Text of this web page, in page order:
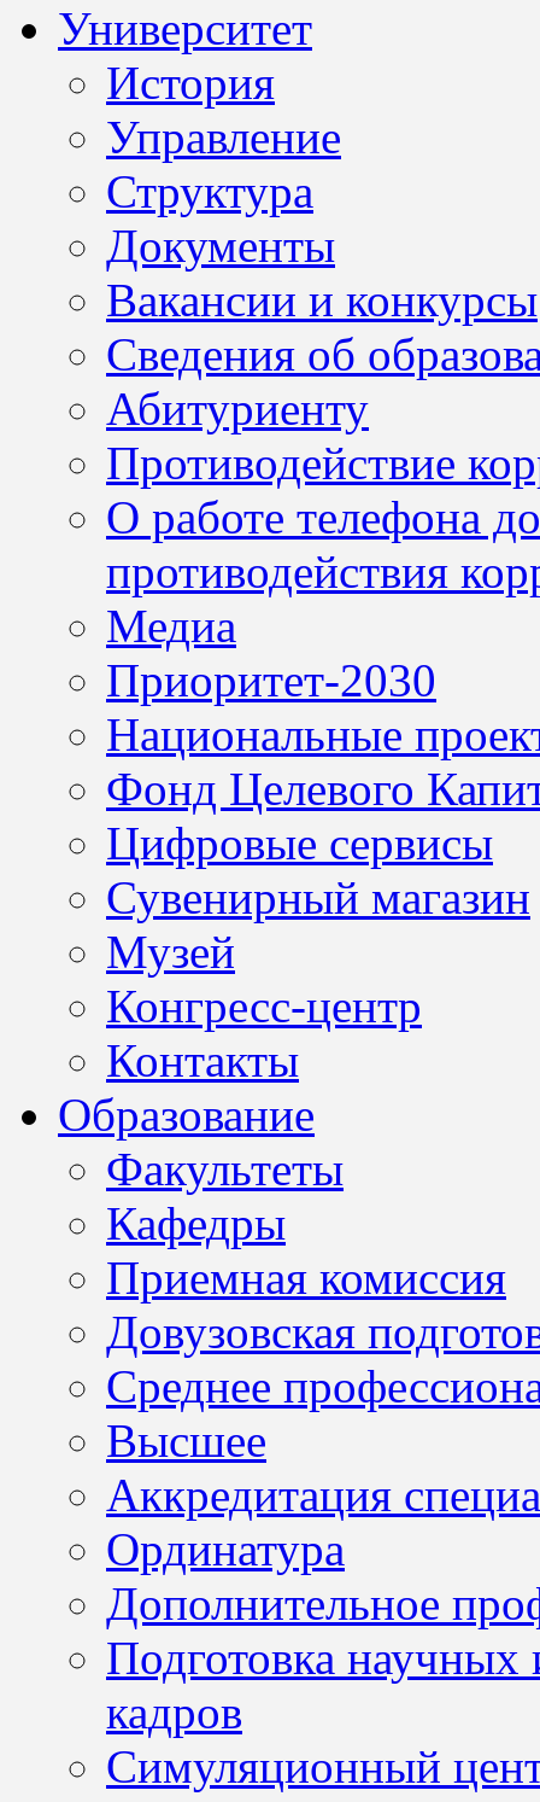
Университет
История
Управление
Структура
Документы
Вакансии и конкурсы
Сведения об
Абитуриенту
Противодействие
О работе телефона
противодействия
Медиа
Приоритет-2030
Национальные
Фонд Целевого
Цифровые сервисы
Сувенирный магазин
Музей
Конгресс-центр
Контакты
Образование
Факультеты
Кафедры
Приемная комиссия
Довузовская
Среднее
Высшее
Аккредитация
Ординатура
Дополнительное
Подготовка научных
кадров
Симуляционный